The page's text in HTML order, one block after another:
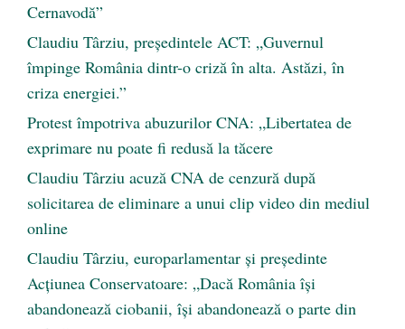
Cernavodă”
Claudiu Târziu, președintele ACT: „Guvernul
împinge România dintr-o criză în alta. Astăzi, în
criza energiei.”
Protest împotriva abuzurilor CNA: „Libertatea de
exprimare nu poate fi redusă la tăcere
Claudiu Târziu acuză CNA de cenzură după
solicitarea de eliminare a unui clip video din mediul
online
Claudiu Târziu, europarlamentar și președinte
Acțiunea Conservatoare: „Dacă România își
abandonează ciobanii, își abandonează o parte din